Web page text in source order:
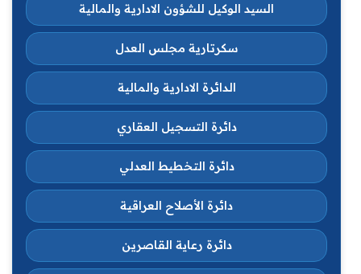
السيد الوكيل للشؤون الادارية والمالية
سكرتارية مجلس العدل
الدائرة الادارية والمالية
دائرة التسجيل العقاري
دائرة التخطيط العدلي
دائرة الأصلاح العراقية
دائرة رعاية القاصرين